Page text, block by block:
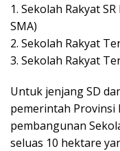
1. Sekolah Rakyat
SMA)
2. Sekolah Rakyat
3. Sekolah Rakyat
Untuk jenjang SD
pemerintah Provinsi
pembangunan
seluas 10 hektare